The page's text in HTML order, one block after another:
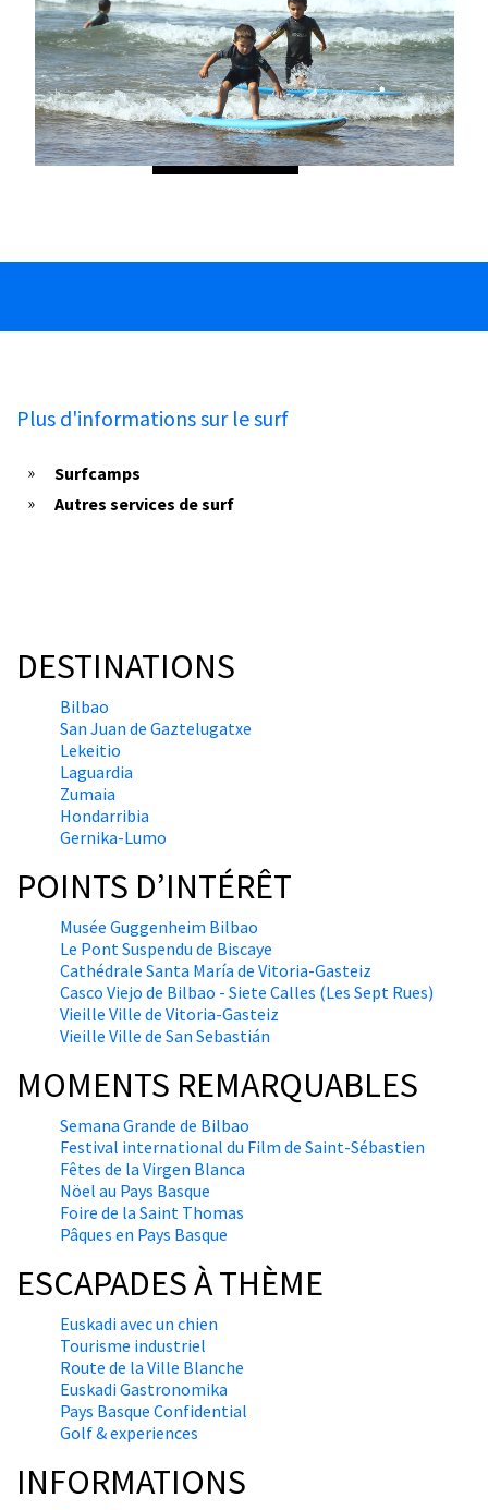
Plus d'informations sur le surf
Surfcamps
Autres services de surf
DESTINATIONS
Bilbao
San Juan de Gaztelugatxe
Lekeitio
Laguardia
Zumaia
Hondarribia
Gernika-Lumo
POINTS D’INTÉRÊT
Musée Guggenheim Bilbao
Le Pont Suspendu de Biscaye
Cathédrale Santa María de Vitoria-Gasteiz
Casco Viejo de Bilbao - Siete Calles (Les Sept Rues)
Vieille Ville de Vitoria-Gasteiz
Vieille Ville de San Sebastián
MOMENTS REMARQUABLES
Semana Grande de Bilbao
Festival international du Film de Saint-Sébastien
Fêtes de la Virgen Blanca
Nöel au Pays Basque
Foire de la Saint Thomas
Pâques en Pays Basque
ESCAPADES À THÈME
Euskadi avec un chien
Tourisme industriel
Route de la Ville Blanche
Euskadi Gastronomika
Pays Basque Confidential
Golf & experiences
INFORMATIONS